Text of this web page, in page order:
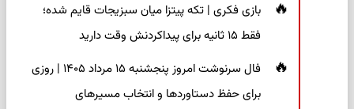
بازی فکری | تکه پیتزا میان سبزیجات قایم شده؛
فقط ۱۵ ثانیه برای پیداکردنش وقت دارید
فال سرنوشت امروز پنجشنبه ۱۵ مرداد ۱۴۰۵ | روزی
برای حفظ دستاوردها و انتخاب مسیرهای